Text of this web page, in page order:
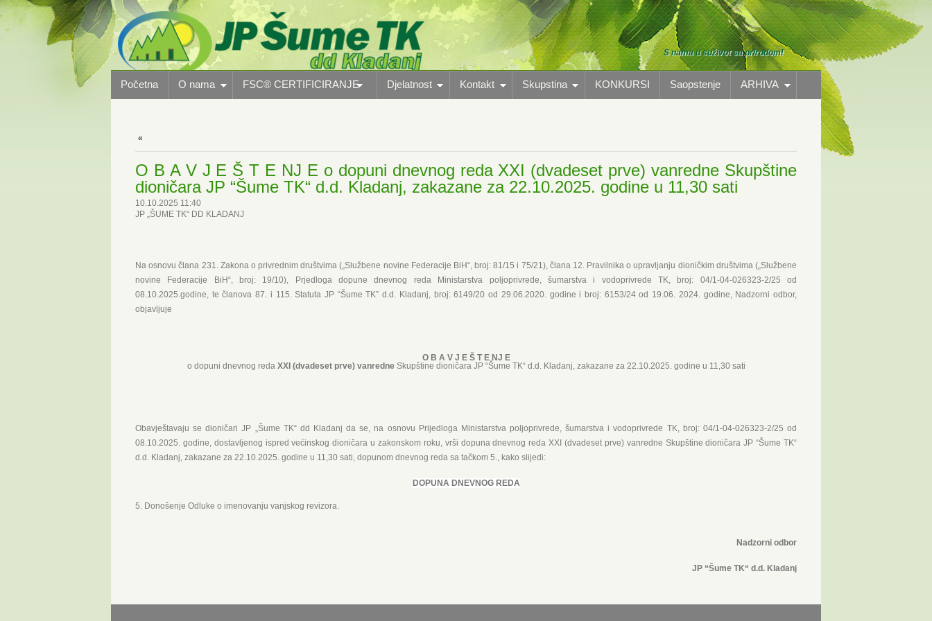
S nama u suživot sa prirodom!
Početna O nama FSC® CERTIFICIRANJE Djelatnost Kontakt Skupstina KONKURSI Saopstenje ARHIVA
O B A V J E Š T E NJ E o dopuni dnevnog reda XXI (dvadeset prve) vanredne Skupštine
dioničara JP “Šume TK“ d.d. Kladanj, zakazane za 22.10.2025. godine u 11,30 sati
10.10.2025 11:40
JP „ŠUME TK“ DD KLADANJ
Na osnovu člana 231. Zakona o privrednim društvima („Službene novine Federacije BiH“, broj: 81/15 i 75/21), člana 12. Pravilnika o upravljanju dioničkim društvima („Službene
novine Federacije BiH“, broj: 19/10), Prjedloga dopune dnevnog reda Ministarstva poljoprivrede, šumarstva i vodoprivrede TK, broj: 04/1-04-026323-2/25 od
08.10.2025.godine, te članova 87. i 115. Statuta JP “Šume TK” d.d. Kladanj, broj: 6149/20 od 29.06.2020. godine i broj: 6153/24 od 19.06. 2024. godine, Nadzorni odbor,
objavljuje
O B A V J E Š T E NJ E
o dopuni dnevnog reda XXI (dvadeset prve) vanredneSkupštine dioničara JP “Šume TK“ d.d. Kladanj, zakazane za 22.10.2025. godine u 11,30 sati
Obavještavaju se dioničari JP „Šume TK“ dd Kladanj da se, na osnovu Prijedloga Ministarstva poljoprivrede, šumarstva i vodoprivrede TK, broj: 04/1-04-026323-2/25 od
08.10.2025. godine, dostavljenog ispred većinskog dioničara u zakonskom roku, vrši dopuna dnevnog reda XXI (dvadeset prve) vanredne Skupštine dioničara JP “Šume TK“
d.d. Kladanj, zakazane za 22.10.2025. godine u 11,30 sati, dopunom dnevnog reda sa tačkom 5., kako slijedi:
DOPUNA DNEVNOG REDA
Donošenje Odluke o imenovanju vanjskog revizora.
Nadzorni odbor
JP “Šume TK“ d.d. Kladanj